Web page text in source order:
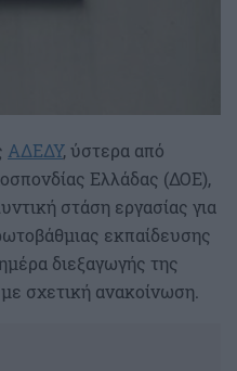
ΑΔΕΔΥ, ύστερα από
Ελλάδας (ΔΟΕ),
στάση εργασίας για
εκπαίδευσης
διεξαγωγής της
σχετική ανακοίνωση.